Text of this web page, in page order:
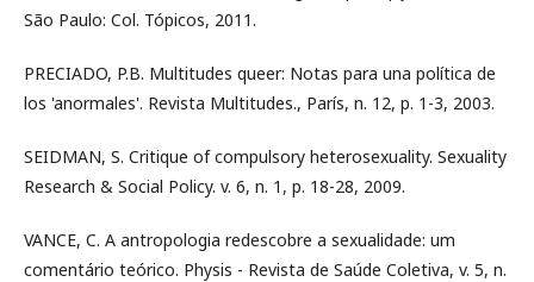
São Paulo: Col. Tópicos, 2011.
PRECIADO, P.B. Multitudes queer: Notas para una política de
los 'anormales'. Revista Multitudes., París, n. 12, p. 1-3, 2003.
SEIDMAN, S. Critique of compulsory heterosexuality. Sexuality
Research & Social Policy. v. 6, n. 1, p. 18-28, 2009.
VANCE, C. A antropologia redescobre a sexualidade: um
comentário teórico. Physis - Revista de Saúde Coletiva, v. 5, n.